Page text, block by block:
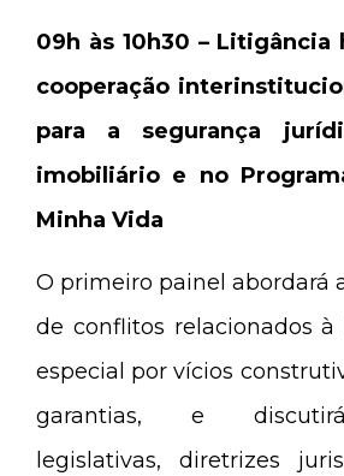
09h às 10h30 – Litigância
cooperação
para a segurança
imobiliário e no
Minha Vida
O primeiro painel abordará
de conflitos relacionados à
especial por vícios
garantias, e
legislativas, diretrizes